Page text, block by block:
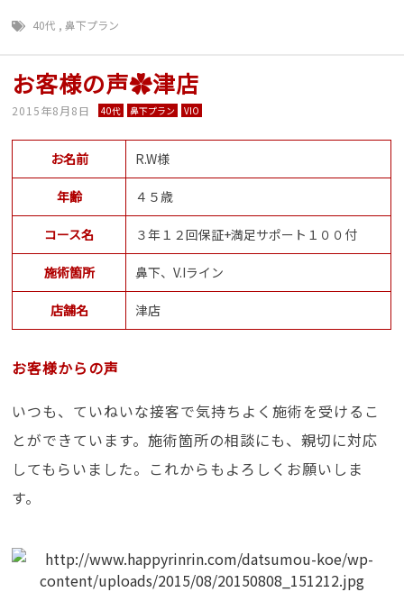
40代 ,鼻下プラン
お客様の声✿津店
2015年8月8日 40代 鼻下プラン VIO
お名前 R.W様
年齢 ４５歳
コース名 ３年１２回保証+満足サポート１００付
施術箇所 鼻下、V.Iライン
店舗名 津店
お客様からの声
いつも、ていねいな接客で気持ちよく施術を受けるこ
とができています。施術箇所の相談にも、親切に対応
してもらいました。これからもよろしくお願いしま
す。